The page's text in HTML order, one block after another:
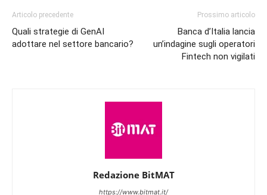
Articolo precedente
Quali strategie di GenAI
adottare nel settore bancario?
Prossimo articolo
Banca d’Italia lancia
un’indagine sugli operatori
Fintech non vigilati
Redazione BitMAT
https://www.bitmat.it/